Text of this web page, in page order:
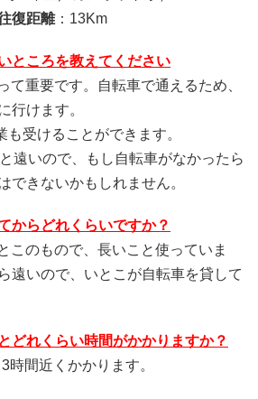
復距離：13Km
ところを教えてください
重要です。自転車で通えるため、
行けます。
受けることができます。
いので、もし自転車がなかったら
できないかもしれません。
からどれくらいですか？
のもので、長いこと使っていま
遠いので、いとこが自転車を貸して
どれくらい時間がかかりますか？
間近くかかります。